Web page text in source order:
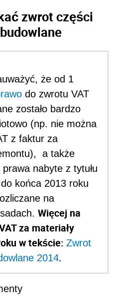
zwrot części
że od 1
do zwrotu VAT
zostało bardzo
(np. nie można
z faktur za
a także
nabyte z tytułu
końca 2013 roku
na
Więcej na
za materiały
w tekście: Zwrot
2014.